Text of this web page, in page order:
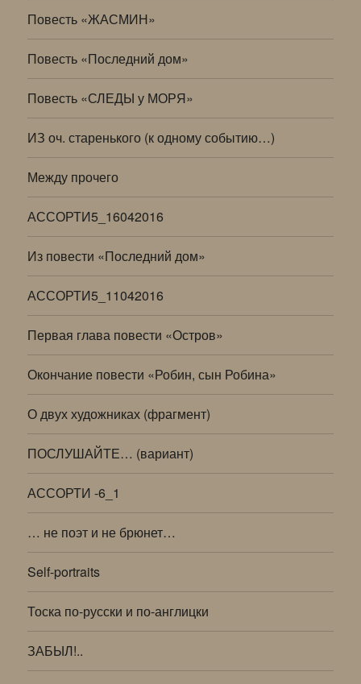
Повесть «ЖАСМИН»
Повесть «Последний дом»
Повесть «СЛЕДЫ у МОРЯ»
ИЗ оч. старенького (к одному событию…)
Между прочего
АССОРТИ5_16042016
Из повести «Последний дом»
АССОРТИ5_11042016
Первая глава повести «Остров»
Окончание повести «Робин, сын Робина»
О двух художниках (фрагмент)
ПОСЛУШАЙТЕ… (вариант)
АССОРТИ -6_1
… не поэт и не брюнет…
Self-portraits
Тоска по-русски и по-англицки
ЗАБЫЛ!..